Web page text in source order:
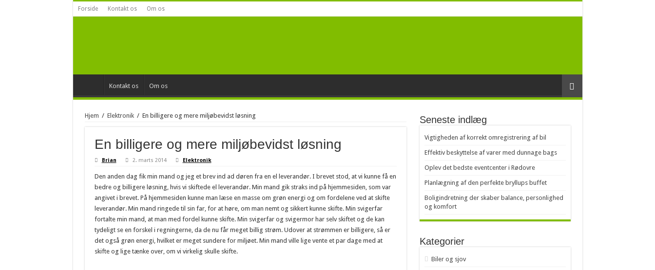
Forside Kontakt os Om os
Kontakt os Om os
Hjem / Elektronik / En billigere og mere miljøbevidst løsning
En billigere og mere miljøbevidst løsning
Brian 2. marts 2014 Elektronik
Den anden dag fik min mand og jeg et brev ind ad døren fra en el leverandør. I brevet stod, at vi kunne få en
bedre og billigere løsning, hvis vi skiftede el leverandør. Min mand gik straks ind på hjemmesiden, som var
angivet i brevet. På hjemmesiden kunne man læse en masse om grøn energi og om fordelene ved at skifte
leverandør. Min mand ringede til sin far, for at høre, om man nemt og sikkert kunne skifte. Min svigerfar
fortalte min mand, at man med fordel kunne skifte. Min svigerfar og svigermor har selv skiftet og de kan
tydeligt se en forskel i regningerne, da de nu får meget billig strøm. Udover at strømmen er billigere, så er
det også grøn energi, hvilket er meget sundere for miljøet. Min mand ville lige vente et par dage med at
skifte og lige tænke over, om vi virkelig skulle skifte.
Seneste indlæg
Vigtigheden af korrekt omregistrering af bil
Effektiv beskyttelse af varer med dunnage bags
Oplev det bedste eventcenter i Rødovre
Planlægning af den perfekte bryllups buffet
Boligindretning der skaber balance, personlighed
og komfort
Kategorier
Biler og sjov